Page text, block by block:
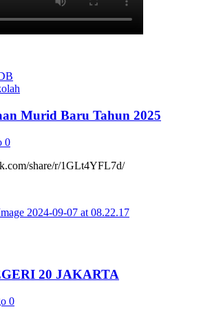
Murid Baru Tahun 2025
0
share/r/1GLt4YFL7d/
20 JAKARTA
0